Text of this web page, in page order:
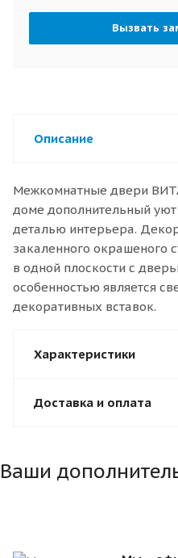
Вызвать
Описание
Межкомнатные двери
доме дополнительный уют
деталью интерьера.
закаленного окрашеного
в одной плоскости с
особенностью является
декоративных вставок.
Характеристики
Доставка и оплата
Ваши